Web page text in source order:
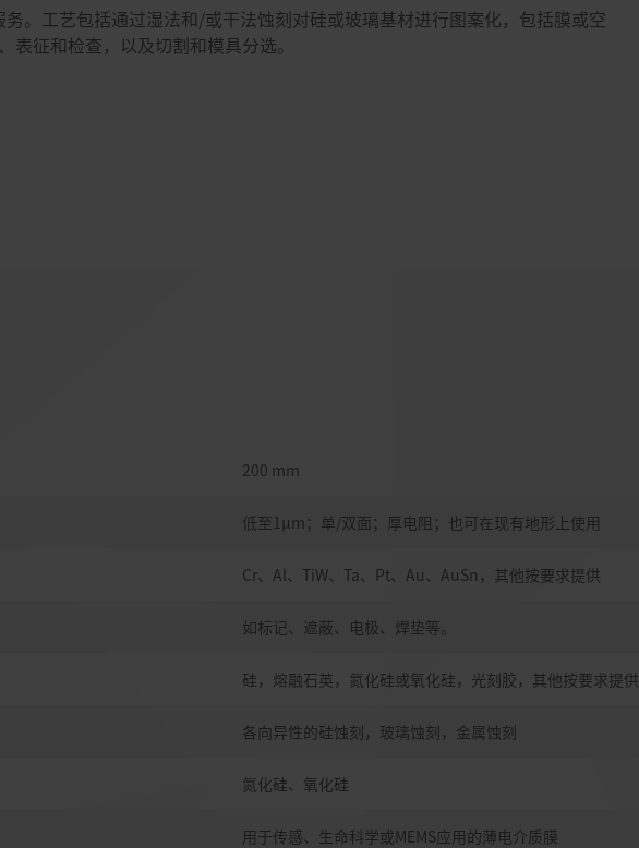
。工艺包括通过湿法和/或干法蚀刻对硅或玻璃基材进行图案化，包括膜或空
征和检查，以及切割和模具分选。
200 mm
低至1µm；单/双面；厚电阻；也可在现有地形上使用
Cr、Al、TiW、Ta、Pt、Au、AuSn，其他按要求提供
如标记、遮蔽、电极、焊垫等。
硅，熔融石英，氮化硅或氧化硅，光刻胶，其他按要求提供
各向异性的硅蚀刻，玻璃蚀刻，金属蚀刻
氮化硅、氧化硅
用于传感、生命科学或MEMS应用的薄电介质膜